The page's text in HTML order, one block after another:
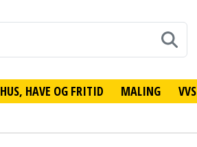
HUS, HAVE OG FRITID MALING VVS